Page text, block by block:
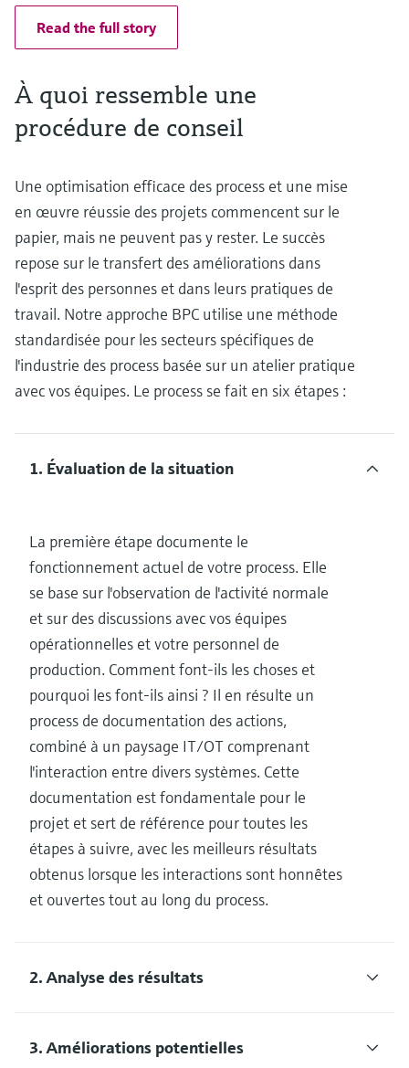
Read the full story
À quoi ressemble une
procédure de conseil
Une optimisation efficace des process et une mise
en œuvre réussie des projets commencent sur le
papier, mais ne peuvent pas y rester. Le succès
repose sur le transfert des améliorations dans
l'esprit des personnes et dans leurs pratiques de
travail. Notre approche BPC utilise une méthode
standardisée pour les secteurs spécifiques de
l'industrie des process basée sur un atelier pratique
avec vos équipes. Le process se fait en six étapes :
1. Évaluation de la situation
La première étape documente le
fonctionnement actuel de votre process. Elle
se base sur l'observation de l'activité normale
et sur des discussions avec vos équipes
opérationnelles et votre personnel de
production. Comment font-ils les choses et
pourquoi les font-ils ainsi ? Il en résulte un
process de documentation des actions,
combiné à un paysage IT/OT comprenant
l'interaction entre divers systèmes. Cette
documentation est fondamentale pour le
projet et sert de référence pour toutes les
étapes à suivre, avec les meilleurs résultats
obtenus lorsque les interactions sont honnêtes
et ouvertes tout au long du process.
2. Analyse des résultats
3. Améliorations potentielles